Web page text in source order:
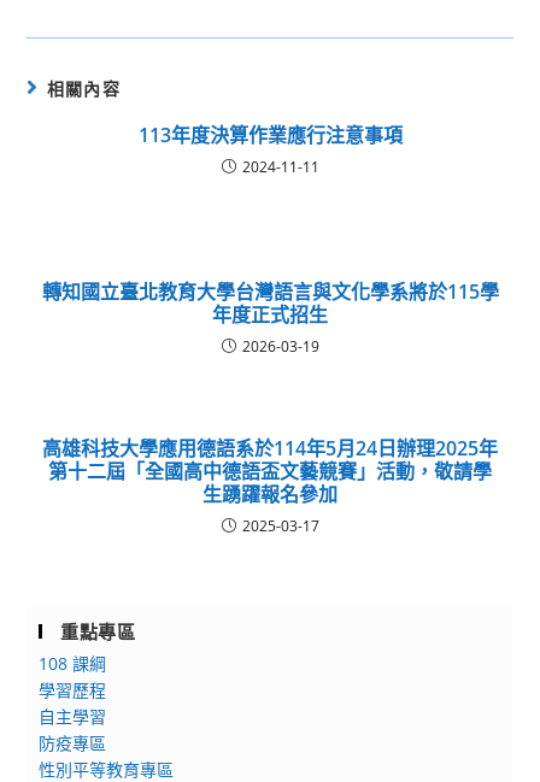
相關內容
113年度決算作業應行注意事項
2024-11-11
轉知國立臺北教育大學台灣語言與文化學系將於115學
年度正式招生
2026-03-19
高雄科技大學應用德語系於114年5月24日辦理2025年
第十二屆「全國高中德語盃文藝競賽」活動，敬請學
生踴躍報名參加
2025-03-17
重點專區
108 課綱
學習歷程
自主學習
防疫專區
性別平等教育專區